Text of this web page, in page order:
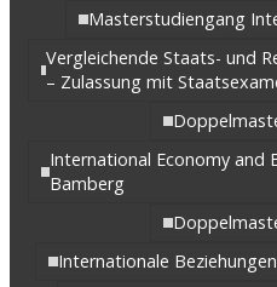
Masterstudiengang
Vergleichende Staats- und
– Zulassung mit
International Economy and
Bamberg
Internationale